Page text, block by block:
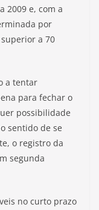
2009 e, com a
por
a 70
a tentar
para fechar o
possibilidade
sentido de se
o registro da
segunda
no curto prazo